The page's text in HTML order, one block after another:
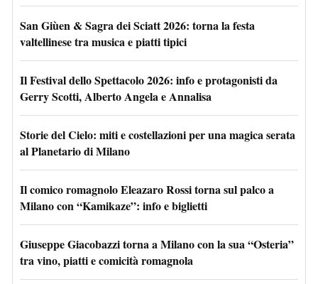
San Giùen & Sagra dei Sciatt 2026: torna la festa
valtellinese tra musica e piatti tipici
Il Festival dello Spettacolo 2026: info e protagonisti da
Gerry Scotti, Alberto Angela e Annalisa
Storie del Cielo: miti e costellazioni per una magica serata
al Planetario di Milano
Il comico romagnolo Eleazaro Rossi torna sul palco a
Milano con “Kamikaze”: info e biglietti
Giuseppe Giacobazzi torna a Milano con la sua “Osteria”
tra vino, piatti e comicità romagnola